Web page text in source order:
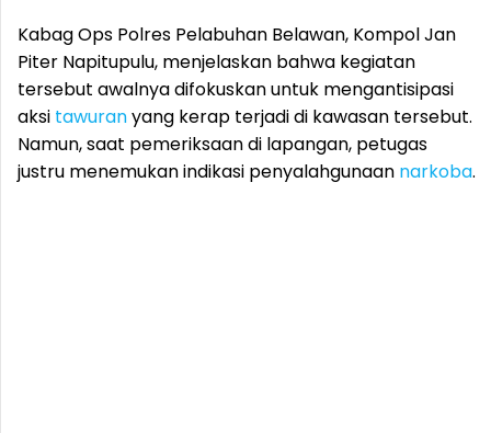
Kabag Ops Polres Pelabuhan Belawan, Kompol Jan
Piter Napitupulu, menjelaskan bahwa kegiatan
tersebut awalnya difokuskan untuk mengantisipasi
aksi tawuranyang kerap terjadi di kawasan tersebut.
Namun, saat pemeriksaan di lapangan, petugas
justru menemukan indikasi penyalahgunaan narkoba.